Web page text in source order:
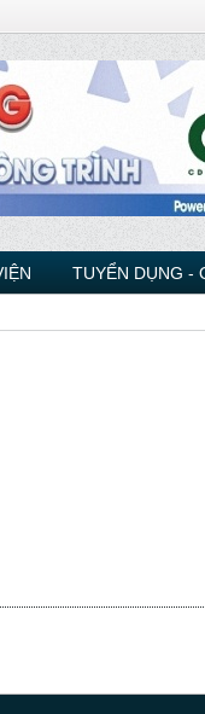
TUYỂN DỤNG -